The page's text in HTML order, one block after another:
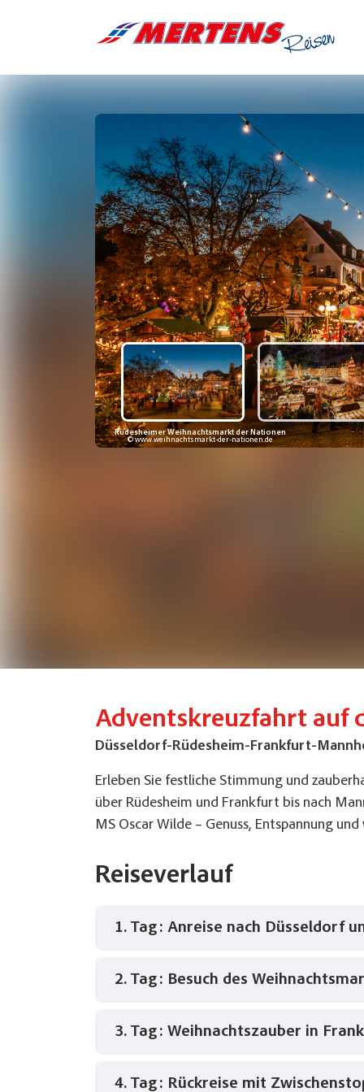
Rüdesheimer Weihnachtsmarkt der Nationen
© www.weihnachtsmarkt-der-nationen.de
Adventskreuzfahrt
Düsseldorf-Rüdesheim-Frankfurt-
Erleben Sie festliche Stimmung und
über Rüdesheim und Frankfurt bis nach
MS Oscar Wilde – Genuss, Entspannung
Reiseverlauf
1. Tag: Anreise nach Düsseldorf
Am Morgen erfolgt die Anreise nach
Check-in und gemeinsames
2. Tag: Besuch des
Heute Vormittag genießen Sie die Fahrt
Gelegenheit haben, den
3. Tag: Weihnachtszauber in
Am Vormittag erreichen Sie die
4. Tag: Rückreise mit